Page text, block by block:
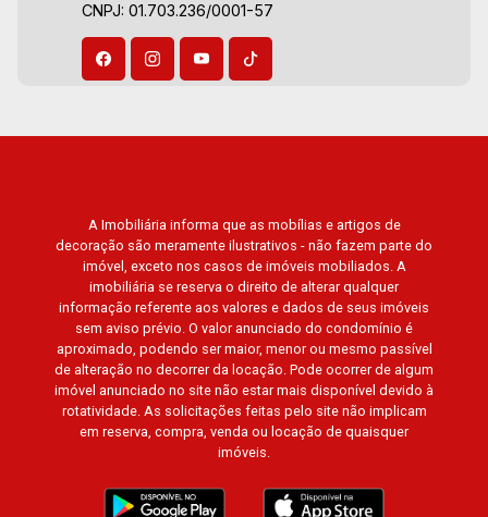
CNPJ: 01.703.236/0001-57
A Imobiliária informa que as mobílias e artigos de
decoração são meramente ilustrativos - não fazem parte do
imóvel, exceto nos casos de imóveis mobiliados. A
imobiliária se reserva o direito de alterar qualquer
informação referente aos valores e dados de seus imóveis
sem aviso prévio. O valor anunciado do condomínio é
aproximado, podendo ser maior, menor ou mesmo passível
de alteração no decorrer da locação. Pode ocorrer de algum
imóvel anunciado no site não estar mais disponível devido à
rotatividade. As solicitações feitas pelo site não implicam
em reserva, compra, venda ou locação de quaisquer
imóveis.